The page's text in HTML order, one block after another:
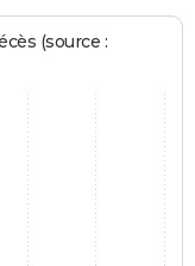
(source :